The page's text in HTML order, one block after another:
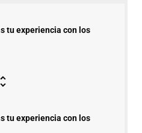
tu experiencia con los
tu experiencia con los